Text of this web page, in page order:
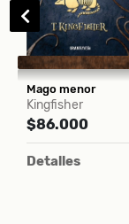
Mago menor
Kingfisher
$86.000
Detalles